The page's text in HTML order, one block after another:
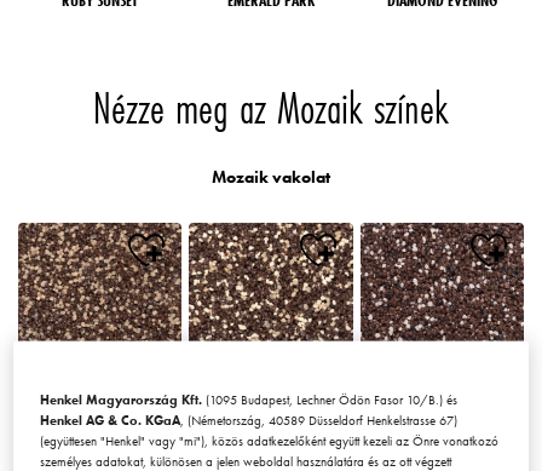
Nézze meg az Mozaik színek
Mozaik vakolat
Chile1 Chile2 Chile3
Henkel Magyarország Kft.(1095 Budapest, Lechner Ödön Fasor 10/B.) és
Henkel AG & Co. KGaA , (Németország, 40589 Düsseldorf Henkelstrasse 67)
(együttesen "Henkel" vagy "mi"), közös adatkezelőként együtt kezeli az Önre vonatkozó
személyes adatokat, különösen a jelen weboldal használatára és az ott végzett